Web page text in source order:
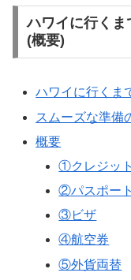
ハワイに行くま
(概要)
ハワイに行くま
スムーズな準備
概要
①クレジッ
②パスポー
③ビザ
④航空券
⑤外貨両替